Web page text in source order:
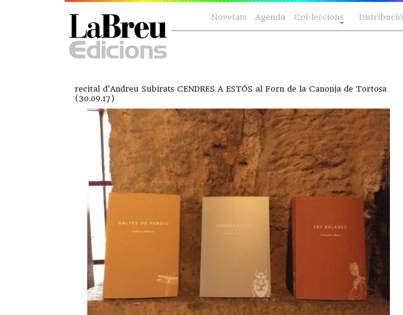
Novetats Agenda Col·leccions Distribució
recital d’Andreu Subirats CENDRES A ESTÓS al Forn de la Canonja de Tortosa
(30.09.17)